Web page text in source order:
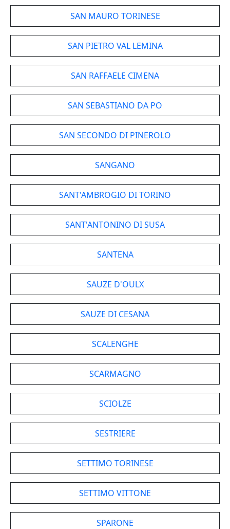
SAN MAURO TORINESE
SAN PIETRO VAL LEMINA
SAN RAFFAELE CIMENA
SAN SEBASTIANO DA PO
SAN SECONDO DI PINEROLO
SANGANO
SANT'AMBROGIO DI TORINO
SANT'ANTONINO DI SUSA
SANTENA
SAUZE D'OULX
SAUZE DI CESANA
SCALENGHE
SCARMAGNO
SCIOLZE
SESTRIERE
SETTIMO TORINESE
SETTIMO VITTONE
SPARONE